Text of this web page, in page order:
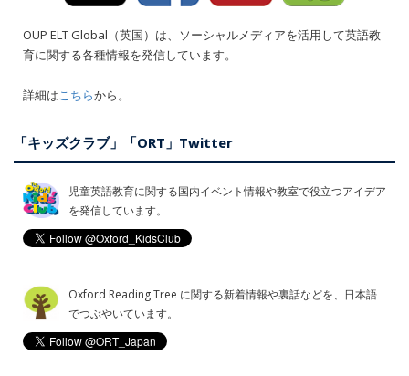
OUP ELT Global（英国）は、ソーシャルメディアを活用して英語教
育に関する各種情報を発信しています。
詳細はこちらから。
「キッズクラブ」「ORT」Twitter
児童英語教育に関する国内イベント情報や教室で役立つアイデア
を発信しています。
Oxford Reading Tree に関する新着情報や裏話などを、日本語
でつぶやいています。